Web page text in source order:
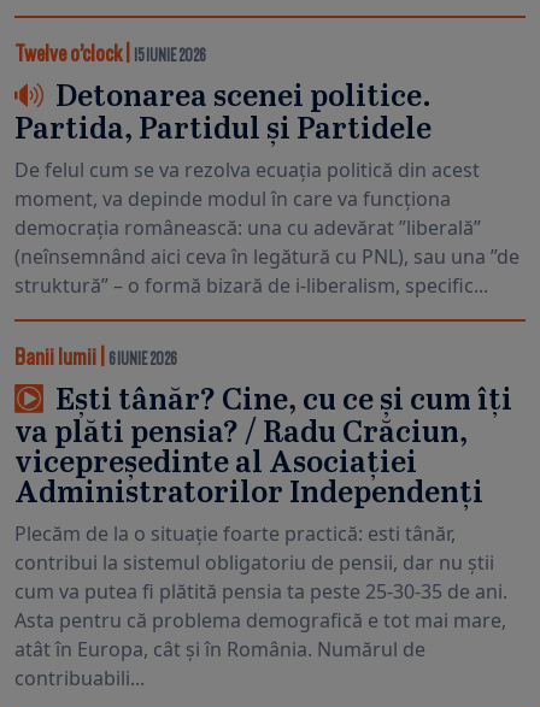
Twelve o’clock| 15 IUNIE 2026
Detonarea scenei politice.
Partida, Partidul și Partidele
De felul cum se va rezolva ecuația politică din acest
moment, va depinde modul în care va funcționa
democrația românească: una cu adevărat ”liberală”
(neînsemnând aici ceva în legătură cu PNL), sau una ”de
struktură” – o formă bizară de i-liberalism, specific...
Banii lumii 6 IUNIE 2026
Ești tânăr? Cine, cu ce și cum îți
va plăti pensia? / Radu Crăciun,
vicepreședinte al Asociației
Administratorilor Independenți
Plecăm de la o situație foarte practică: esti tânăr,
contribui la sistemul obligatoriu de pensii, dar nu știi
cum va putea fi plătită pensia ta peste 25-30-35 de ani.
Asta pentru că problema demografică e tot mai mare,
atât în Europa, cât și în România. Numărul de
contribuabili...